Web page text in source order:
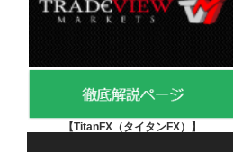
【TitanFX（タイタンFX） 】